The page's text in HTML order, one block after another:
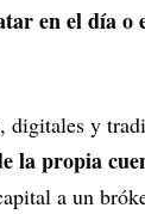
en el día o
digitales y
la propia
a un